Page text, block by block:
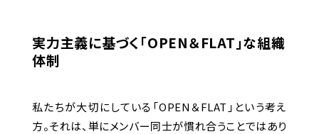
実力主義に基づく「OPEN＆FLAT」な組織
体制
私たちが大切にしている「OPEN＆FLAT」という考え
方。それは、単にメンバー同士が慣れ合うことではあり